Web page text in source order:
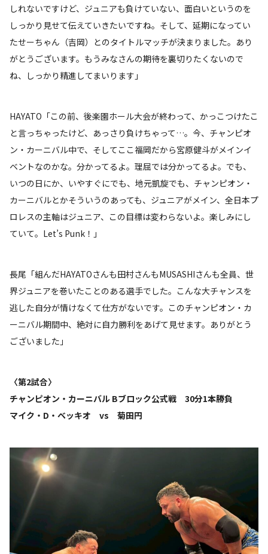
しれないですけど、ジュニアも負けていない、面白いというのを
しっかり見せて伝えていきたいですね。そして、延期になってい
たせーちゃん（吉岡）とのタイトルマッチが決まりました。あり
がとうございます。もうみなさんの期待を裏切りたくないので
ね、しっかり精進してまいります」
HAYATO「この前、後楽園ホール大会が終わって、かっこつけたこ
と言っちゃったけど、あっさり負けちゃって…。今、チャンピオ
ン・カーニバル中で、そしてここ福岡だから宮原健斗がメインイ
ベントなのかな。分かってるよ。理屈では分かってるよ。でも、
いつの日にか、いやすぐにでも、地元凱旋でも、チャンピオン・
カーニバルとかそういうのあっても、ジュニアがメイン、全日本プ
ロレスの主軸はジュニア、この目標は変わらないよ。楽しみにし
ていて。Let’s Punk！」
長尾「組んだHAYATOさんも田村さんもMUSASHIさんも全員、世
界ジュニアを巻いたことのある選手でした。こんな大チャンスを
逃した自分が情けなくて仕方がないです。このチャンピオン・カ
ーニバル期間中、絶対に自力勝利をあげて見せます。ありがとう
ございました」
〈第2試合〉
チャンピオン・カーニバル Bブロック公式戦 30分1本勝負
マイク・D・ベッキオ vs 菊田円